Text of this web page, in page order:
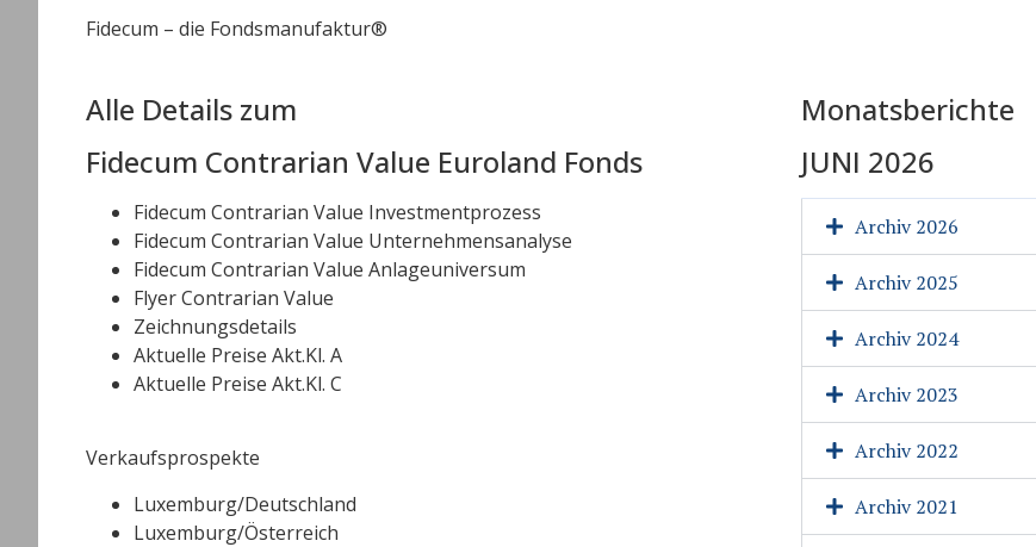
Fidecum – die Fondsmanufaktur®
Alle Details zum
Fidecum Contrarian Value Euroland Fonds
Fidecum Contrarian Value Investmentprozess
Fidecum Contrarian Value Unternehmensanalyse
Fidecum Contrarian Value Anlageuniversum
Flyer Contrarian Value
Zeichnungsdetails
Aktuelle Preise Akt.Kl. A
Aktuelle Preise Akt.Kl. C
Verkaufsprospekte
Luxemburg/Deutschland
Luxemburg/Österreich
Monatsberichte
JUNI 2026
Archiv 2026
Archiv 2025
Archiv 2024
Archiv 2023
Archiv 2022
Archiv 2021